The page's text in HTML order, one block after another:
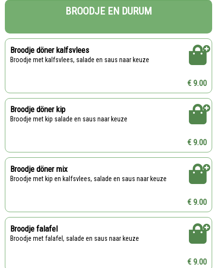
BROODJE EN DURUM
Broodje döner kalfsvlees
Broodje met kalfsvlees, salade en saus naar keuze
€ 9.00
Broodje döner kip
Broodje met kip salade en saus naar keuze
€ 9.00
Broodje döner mix
Broodje met kip en kalfsvlees, salade en saus naar keuze
€ 9.00
Broodje falafel
Broodje met falafel, salade en saus naar keuze
€ 9.00